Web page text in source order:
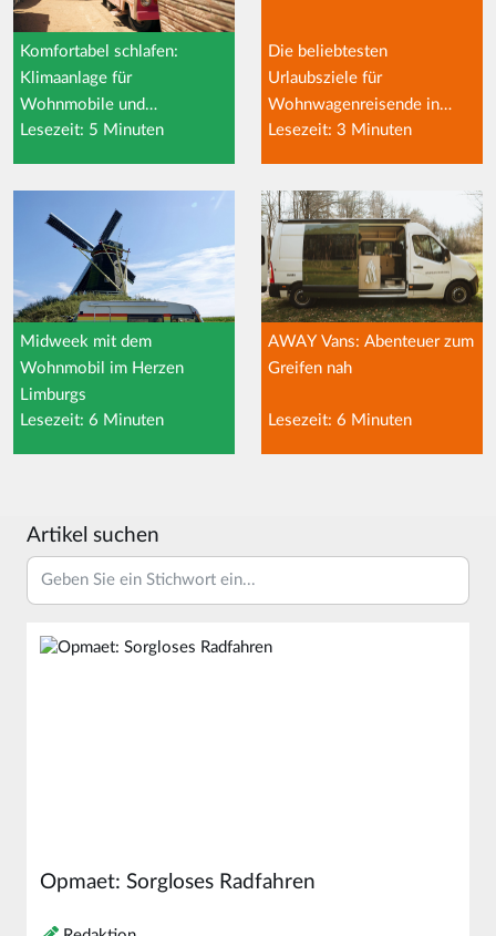
alle Campingtipps von CampersCaravans.nl an
Komfortabel schlafen:
Klimaanlage für
Wohnmobile und
Wohnwagen
Lesezeit: 5 Minuten
Die beliebtesten
Urlaubsziele für
Wohnwagenreisende in
Europa
Lesezeit: 3 Minuten
Midweek mit dem
Wohnmobil im Herzen
Limburgs
Lesezeit: 6 Minuten
AWAY Vans: Abenteuer zum
Greifen nah
Lesezeit: 6 Minuten
Artikel suchen
Opmaet: Sorgloses Radfahren